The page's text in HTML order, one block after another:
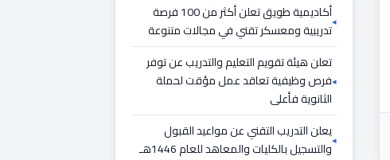
أكاديمية طويق تعلن أكثر من 100 فرصة
تدريبية ومعسكر تقني في مجالات متنوعة
تعلن هيئة تقويم التعليم والتدريب عن توفر
فرص وظيفية تعاقد عمل مؤقت لحملة
الثانوية فأعلى
يعلن التدريب التقني عن مواعيد القبول
والتسجيل بالكليات والمعاهد للعام 1446هـ